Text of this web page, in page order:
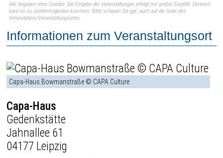
Alle Angaben ohne Gewähr. Die Eingabe der Veranstaltungen erfolgt mit großer Sorgfalt. Dennoch
kann es zu Unstimmigkeiten kommen. Bitte schauen Sie ggf. auch auf die Seite des
Veranstalters/Veranstaltungsortes.
Informationen zum Veranstaltungsort
Capa-Haus Bowmanstraße © CAPA Culture
Capa-Haus
Gedenkstätte
Jahnallee 61
04177 Leipzig